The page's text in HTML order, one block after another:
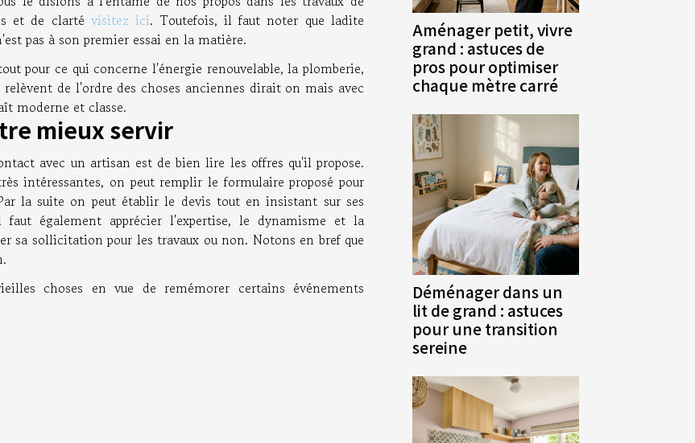
et de clartévisitez ici. Toutefois, il faut noter que ladite
pas à son premier essai en la matière.
pour ce qui concerne l'énergie renouvelable, la plomberie,
de l'ordre des choses anciennes dirait on mais avec
moderne et classe.
mieux servir
avec un artisan est de bien lire les offres qu'il propose.
intéressantes, on peut remplir le formulaire proposé pour
la suite on peut établir le devis tout en insistant sur ses
également apprécier l'expertise, le dynamisme et la
sa sollicitation pour les travaux ou non. Notons en bref que
choses en vue de remémorer certains événements
Aménager petit, vivre
grand : astuces de
pros pour optimiser
chaque mètre carré
Déménager dans un
lit de grand : astuces
pour une transition
sereine